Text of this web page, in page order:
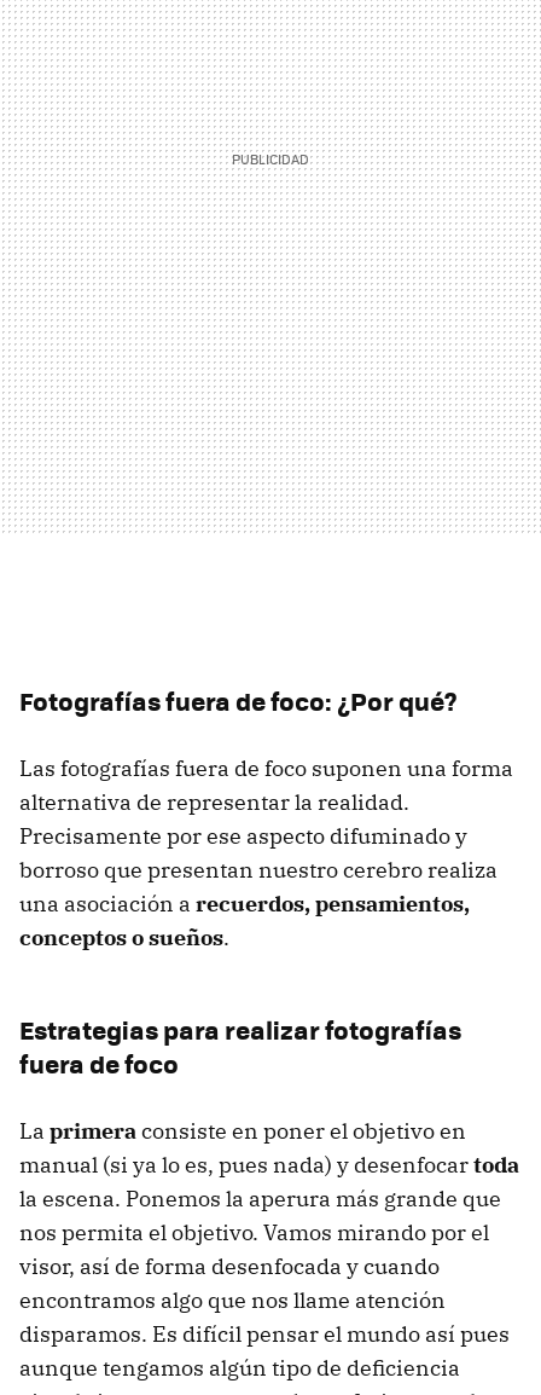
Fotografías fuera de foco: ¿Por qué?
Las fotografías fuera de foco suponen una forma
alternativa de representar la realidad.
Precisamente por ese aspecto difuminado y
borroso que presentan nuestro cerebro realiza
una asociación a recuerdos, pensamientos,
conceptos o sueños.
Estrategias para realizar fotografías
fuera de foco
La primeraconsiste en poner el objetivo en
manual (si ya lo es, pues nada) y desenfocartoda
la escena. Ponemos la aperura más grande que
nos permita el objetivo. Vamos mirando por el
visor, así de forma desenfocada y cuando
encontramos algo que nos llame atención
disparamos. Es difícil pensar el mundo así pues
aunque tengamos algún tipo de deficiencia